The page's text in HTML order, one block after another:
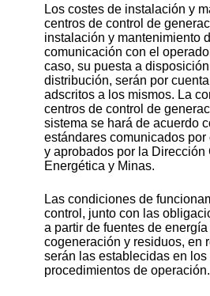
Los costes de instalación y
centros de control de
instalación y mantenimiento
comunicación con el
caso, su puesta a
distribución, serán por
adscritos a los mismos. La
centros de control de
sistema se hará de acuerdo
estándares comunicados
y aprobados por la Dirección
Energética y Minas.
Las condiciones de
control, junto con las
a partir de fuentes de
cogeneración y residuos, en
serán las establecidas en
procedimientos de operación.